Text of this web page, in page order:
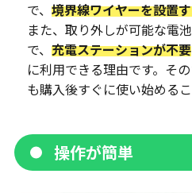
で、境界線ワイヤーを設置
また、取り外しが可能な電
で、充電ステーションが不要
に利用できる理由です。そ
も購入後すぐに使い始めるこ
操作が簡単